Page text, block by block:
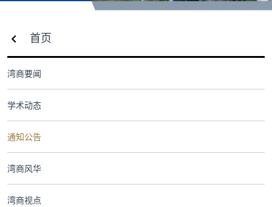
师资队伍
人才培养
科学研究
合作交流
党群工作
首页
湾商要闻
学术动态
通知公告
湾商风华
湾商视点